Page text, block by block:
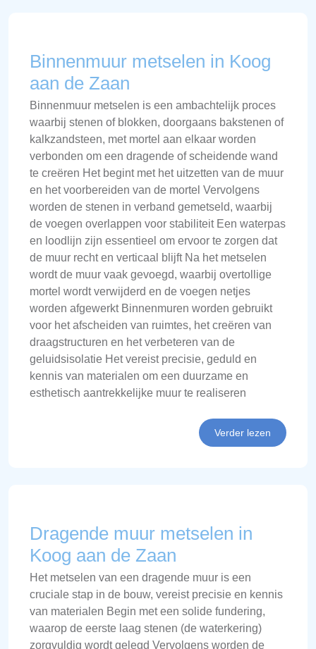
Binnenmuur metselen in Koog
aan de Zaan
Binnenmuur metselen is een ambachtelijk proces
waarbij stenen of blokken, doorgaans bakstenen of
kalkzandsteen, met mortel aan elkaar worden
verbonden om een dragende of scheidende wand
te creëren Het begint met het uitzetten van de muur
en het voorbereiden van de mortel Vervolgens
worden de stenen in verband gemetseld, waarbij
de voegen overlappen voor stabiliteit Een waterpas
en loodlijn zijn essentieel om ervoor te zorgen dat
de muur recht en verticaal blijft Na het metselen
wordt de muur vaak gevoegd, waarbij overtollige
mortel wordt verwijderd en de voegen netjes
worden afgewerkt Binnenmuren worden gebruikt
voor het afscheiden van ruimtes, het creëren van
draagstructuren en het verbeteren van de
geluidsisolatie Het vereist precisie, geduld en
kennis van materialen om een duurzame en
esthetisch aantrekkelijke muur te realiseren
Verder lezen
Dragende muur metselen in
Koog aan de Zaan
Het metselen van een dragende muur is een
cruciale stap in de bouw, vereist precisie en kennis
van materialen Begin met een solide fundering,
waarop de eerste laag stenen (de waterkering)
zorgvuldig wordt gelegd Vervolgens worden de